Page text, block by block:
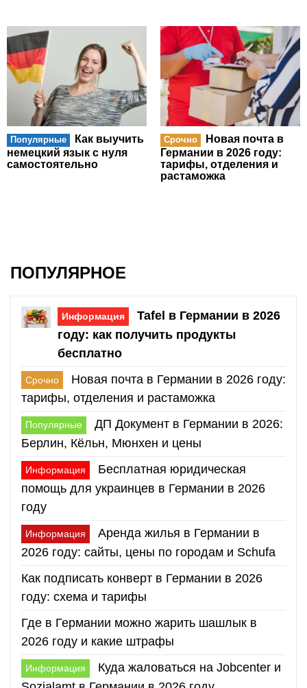
Популярные
Как выучить
немецкий язык с нуля
самостоятельно
Срочно
Новая почта в
Германии в 2026 году:
тарифы, отделения и
растаможка
ПОПУЛЯРНОЕ
Информация
Tafel в Германии в 2026
году: как получить продукты
бесплатно
Срочно
Новая почта в Германии в 2026 году:
тарифы, отделения и растаможка
Популярные
ДП Документ в Германии в 2026:
Берлин, Кёльн, Мюнхен и цены
Информация
Бесплатная юридическая
помощь для украинцев в Германии в 2026
году
Информация
Аренда жилья в Германии в
2026 году: сайты, цены по городам и Schufa
Как подписать конверт в Германии в 2026
году: схема и тарифы
Где в Германии можно жарить шашлык в
2026 году и какие штрафы
Информация
Куда жаловаться на Jobcenter и